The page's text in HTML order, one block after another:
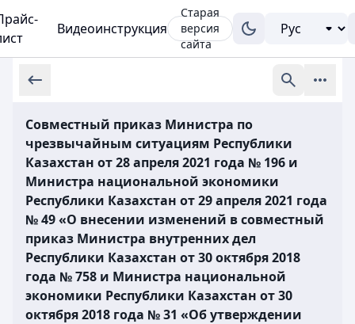
Видеоинструкция
Старая
версия
сайта
Совместный приказ Министра по
чрезвычайным ситуациям Республики
Казахстан от 28 апреля 2021 года № 196 и
Министра национальной экономики
Республики Казахстан от 29 апреля 2021 года
№ 49 «О внесении изменений в совместный
приказ Министра внутренних дел
Республики Казахстан от 30 октября 2018
года № 758 и Министра национальной
экономики Республики Казахстан от 30
октября 2018 года № 31 «Об утверждении